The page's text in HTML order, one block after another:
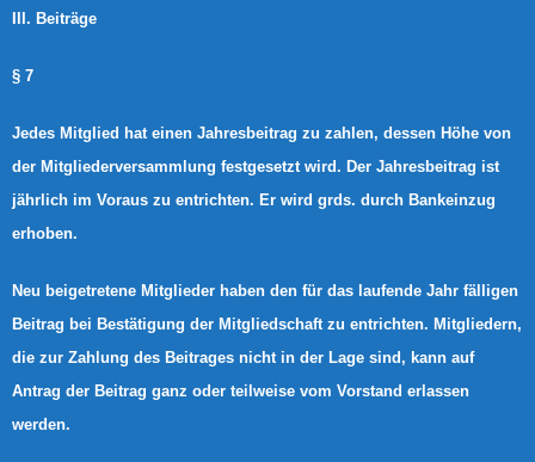
III. Beiträge
§ 7
Jedes Mitglied hat einen Jahresbeitrag zu zahlen, dessen Höhe von
der Mitgliederversammlung festgesetzt wird. Der Jahresbeitrag ist
jährlich im Voraus zu entrichten. Er wird grds. durch Bankeinzug
erhoben.
Neu beigetretene Mitglieder haben den für das laufende Jahr fälligen
Beitrag bei Bestätigung der Mitgliedschaft zu entrichten. Mitgliedern,
die zur Zahlung des Beitrages nicht in der Lage sind, kann auf
Antrag der Beitrag ganz oder teilweise vom Vorstand erlassen
werden.